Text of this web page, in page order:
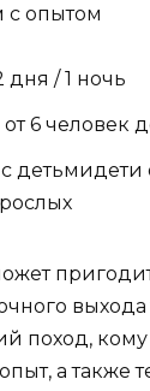
с опытом
дня / 1 ночь
6 человек
детьмидети
выхода
поход,
а также